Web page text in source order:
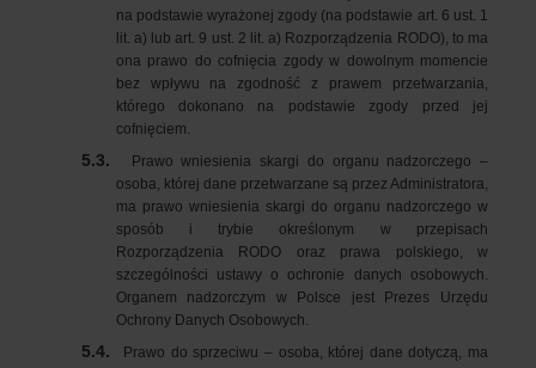
na podstawie wyrażonej zgody (na podstawie art. 6 ust. 1
lit. a) lub art. 9 ust. 2 lit. a) Rozporządzenia RODO), to ma
ona prawo do cofnięcia zgody w dowolnym momencie
bez wpływu na zgodność z prawem przetwarzania,
którego dokonano na podstawie zgody przed jej
cofnięciem.
5.3.
Prawo wniesienia skargi do organu nadzorczego –
osoba, której dane przetwarzane są przez Administratora,
ma prawo wniesienia skargi do organu nadzorczego w
sposób i trybie określonym w przepisach
Rozporządzenia RODO oraz prawa polskiego, w
szczególności ustawy o ochronie danych osobowych.
Organem nadzorczym w Polsce jest Prezes Urzędu
Ochrony Danych Osobowych.
5.4.
Prawo do sprzeciwu – osoba, której dane dotyczą, ma